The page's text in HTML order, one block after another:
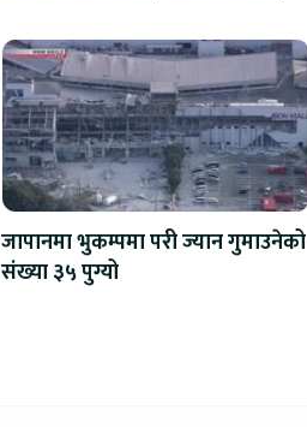
जापानमा भुकम्पमा परी ज्यान गुमाउनेको
संख्या ३५ पुग्यो